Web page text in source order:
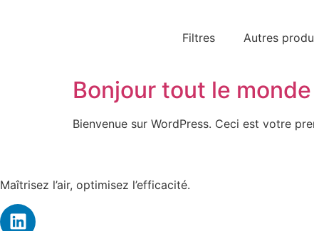
Filtres Autres
Bonjour tout le monde
Bienvenue sur WordPress. Ceci est votre
Maîtrisez l’air, optimisez l’efficacité.